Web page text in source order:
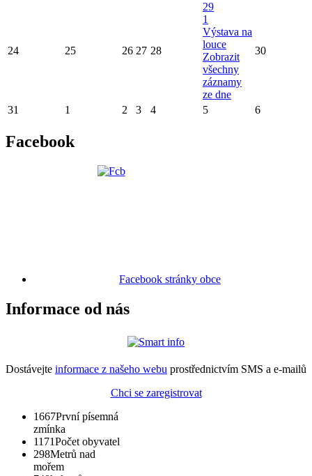
24 25 26 27 28
29
1
Výstava na
louce
Zobrazit
všechny
záznamy
ze dne
30
31 1 2 3 4 5 6
Facebook
Facebook stránky obce
Informace od nás
Dostávejte informace z našeho webu prostřednictvím SMS a e-mailů
Chci se zaregistrovat
1667První písemná
zmínka
1171Počet obyvatel
298Metrů nad
mořem